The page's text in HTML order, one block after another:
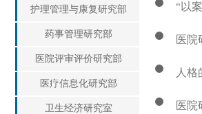
护理管理与康复研究部
药事管理研究部
医院评审评价研究部
医疗信息化研究部
卫生经济研究室
“以
医院
人
医院